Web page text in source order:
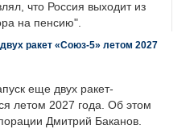
что Россия выходит из
на пенсию".
ракет «Союз-5» летом 2027
еще двух ракет-
летом 2027 года. Об этом
Дмитрий Баканов.